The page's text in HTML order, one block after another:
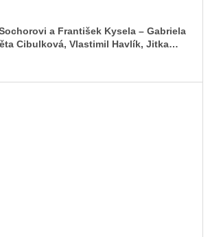
a František Kysela – Gabriela
Cibulková, Vlastimil Havlík, Jitka